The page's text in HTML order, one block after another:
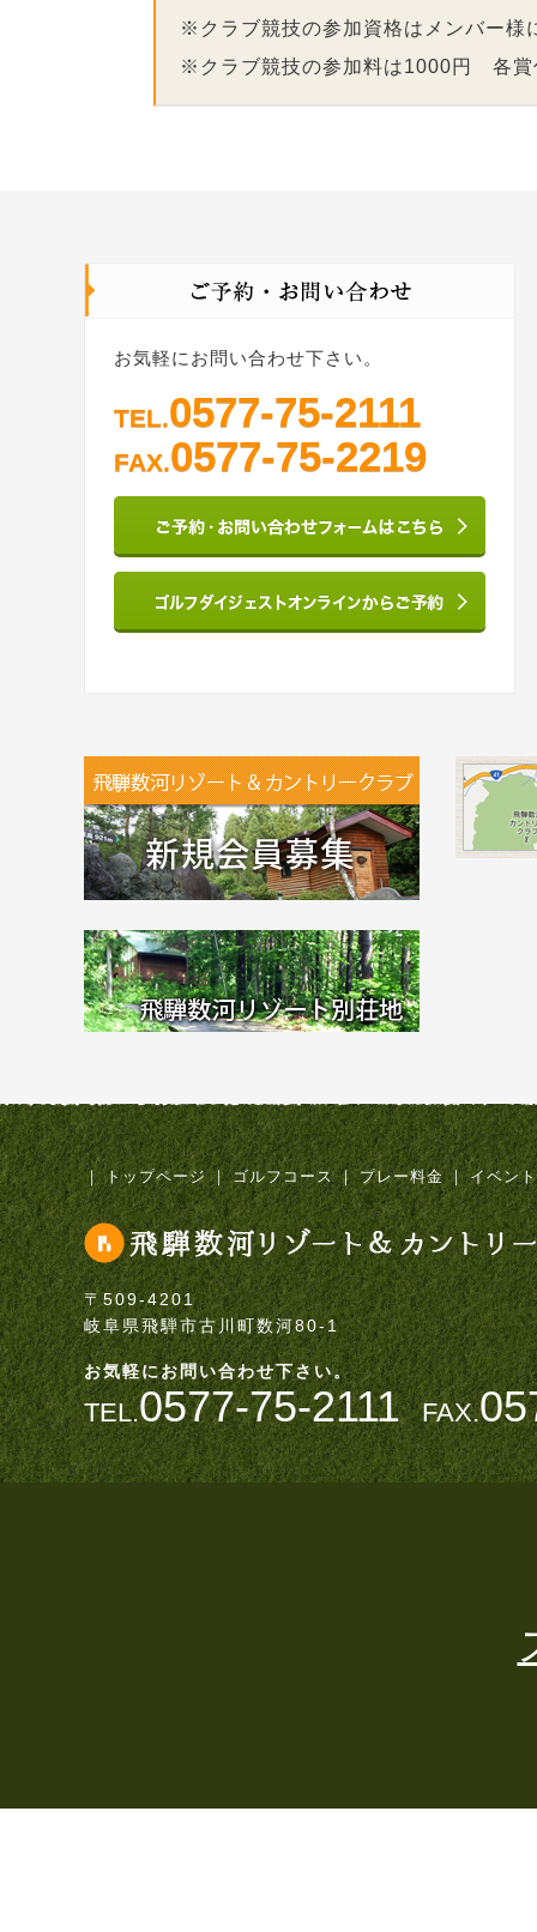
※クラブ競技の参加資格はメンバー様
※クラブ競技の参加料は1000円 各賞
お気軽にお問い合わせ下さい。
TEL.0577-75-2111
FAX.0577-75-2219
｜ トップページ ｜ ゴルフコース ｜ プレー料金 ｜ イベン
〒509-4201
岐阜県飛騨市古川町数河80-1
お気軽にお問い合わせ下さい。
TEL.0577-75-2111 FAX.